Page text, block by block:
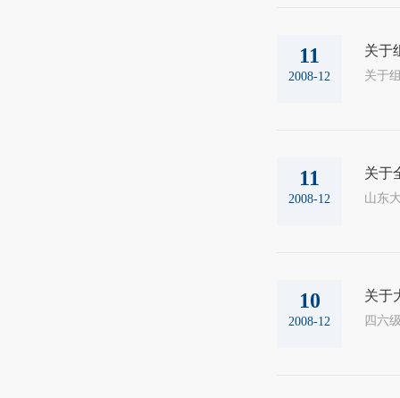
11
2008-12
关于
11
2008-12
关于
山东
10
2008-12
关于